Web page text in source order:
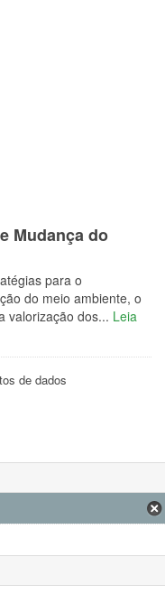
Mudança do
para o
do meio ambiente, o
valorização dos... Leia
de dados